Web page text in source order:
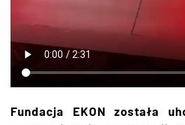
Fundacja EKON została